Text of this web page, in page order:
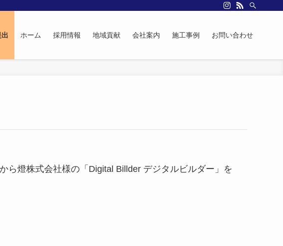
ホーム 採用情報 地域貢献 会社案内 施工事例 お問い合わせ
ら燈株式会社様の「Digital Billder デジタルビルダー」を